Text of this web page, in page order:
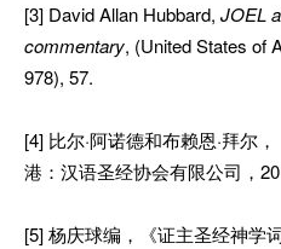
[3] David Allan Hubbard, JOEL
commentary, (United States of
978), 57.
[4] 比尔·阿诺德和布赖恩·拜尔
港：汉语圣经协会有限公司，
[5] 杨庆球编，《证主圣经神学